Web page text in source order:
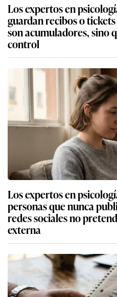
Los expertos en
guardan recibos o
son acumuladores, sino
control
Los expertos en
personas que nunca
redes sociales no
externa